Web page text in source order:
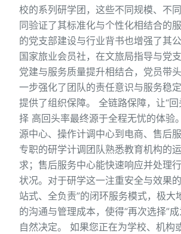
校的系列研学团，这些不同规模、不
同验证了其标准化与个性化相结合的
的党支部建设与行业背书也增强了其
国家旅业会员社，在文旅局指导与党
党建与服务质量提升相结合，党员带
一步强化了团队的责任意识与服务稳
提供了组织保障。 全链路保障，让“
择 高回头率最终源于全程无忧的体验
源中心、操作计调中心到电商、售后服
专职的研学计调团队熟悉教育机构的
求；售后服务中心能快速响应并处理
状况。对于研学这一注重安全与效果
站式、全负责”的闭环服务模式，极大
的沟通与管理成本，使得“再次选择”
自然决定。 如果您正在为学校、机构